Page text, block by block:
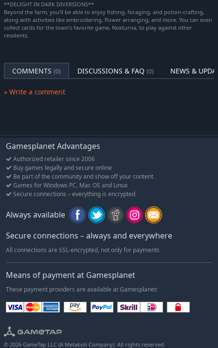
**DELIGHT IN DARK DIVERSIONS**
Beyond the farm, you’ll be able to enjoy fishing, foraging, and potion-crafting,
along with activities like embroidering, flower arranging, and more. You can even
collect cards for the town’s favorite game, Nokturna, to play against other
residents.
COMMENTS (0) DISCUSSIONS & FAQ (0) NEWS &
» Write a comment
Gamesplanet Advantages
Authorized retailer since 2006
Buy games legally and secure online
Be part of the community and show off your content
Games for Windows PC, Mac OS and Linux
Secure connections – everything is encrypted
Always available
Secure connections – always and everywhere
All connections are SSL-encrypted, not only for payments
Means of payment at Gamesplanet
These payment providers are available at Gamesplanet:
© 2026 GameTap LLC (A Metaboli Company). All rights reserved.